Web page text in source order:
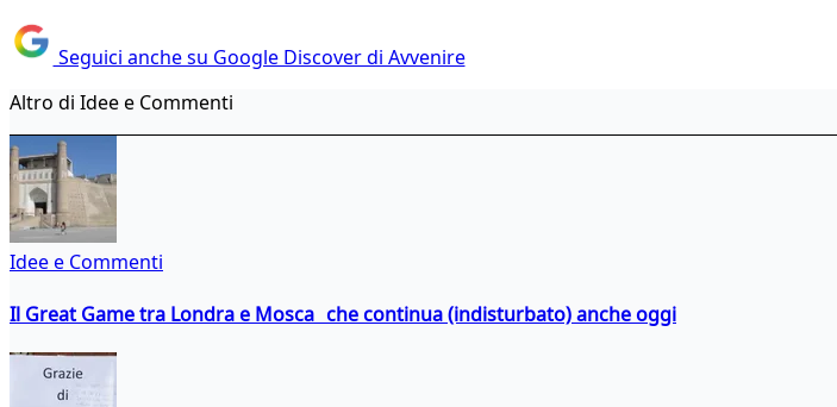
Seguici anche su Google Discover di Avvenire
Altro di Idee e Commenti
Idee e Commenti
Il Great Game tra Londra e Mosca che continua (indisturbato) anche oggi